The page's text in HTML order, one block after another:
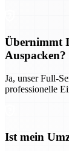
Übernimmt
Auspacken?
Ja, unser Full-
professionelle
Ist mein